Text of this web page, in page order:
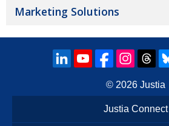
Marketing Solutions
© 2026 Justia
Justia Connect